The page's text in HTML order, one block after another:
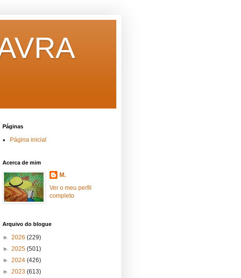
Páginas
Página inicial
Acerca de mim
M.
Ver o meu perfil
completo
Arquivo do blogue
► 2026 (229)
► 2025 (501)
► 2024 (426)
► 2023 (613)